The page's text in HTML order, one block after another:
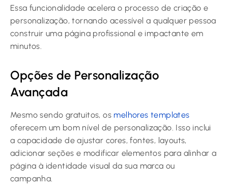
Essa funcionalidade acelera o processo de criação e
personalização, tornando acessível a qualquer pessoa
construir uma página profissional e impactante em
minutos.
Opções de Personalização
Avançada
Mesmo sendo gratuitos, os melhores templates
oferecem um bom nível de personalização. Isso inclui
a capacidade de ajustar cores, fontes, layouts,
adicionar seções e modificar elementos para alinhar a
página à identidade visual da sua marca ou
campanha.